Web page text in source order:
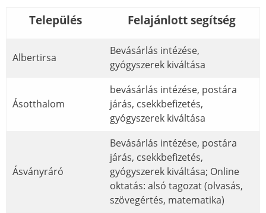
Település Felajánlott segítség
Albertirsa
Bevásárlás intézése,
gyógyszerek kiváltása
Ásotthalom
bevásárlás intézése, postára
járás, csekkbefizetés,
gyógyszerek kiváltása
Ásványráró
Bevásárlás intézése, postára
járás, csekkbefizetés,
gyógyszerek kiváltása; Online
oktatás: alsó tagozat (olvasás,
szövegértés, matematika)